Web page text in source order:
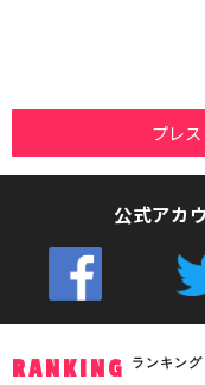
プレ
公式アカ
RANKING ランキング